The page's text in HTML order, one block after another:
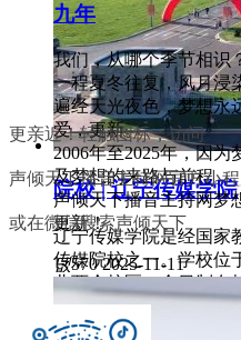
院校 | 辽宁传媒学院
辽宁传媒学院是经国家
传媒院校之一。学校位
北两个校区，全日制在
넶407 2024-01-03
九年
我们，从哪个季节相识
一程夏冬往复，风月浸
遍经天光夜色，梦想永
爱，更新。
2006年至2025年，因为
及梦想的来路与前程。
声倾天下播音主持网梦
更新！
넶570 2025-11-11
更亲近！轻触图标，访问
声倾天下播音主持网官方小
或在微信搜索声倾天下